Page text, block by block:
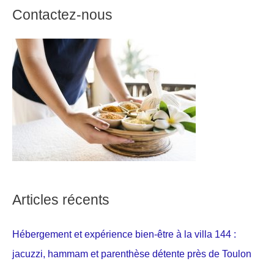
Contactez-nous
Articles récents
Hébergement et expérience bien-être à la villa 144 :
jacuzzi, hammam et parenthèse détente près de Toulon